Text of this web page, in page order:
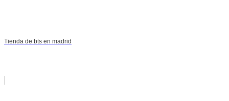
Tienda de bts en madrid